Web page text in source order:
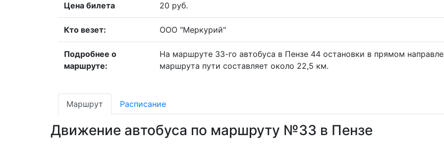
Цена билета 20 руб.
Кто везет: ООО "Меркурий"
Подробнее о
маршруте:
На маршруте 33-го автобуса в Пензе 44 остановки в прямом
маршрута пути составляет около 22,5 км.
Маршрут Расписание
Движение автобуса по маршруту №33 в Пензе